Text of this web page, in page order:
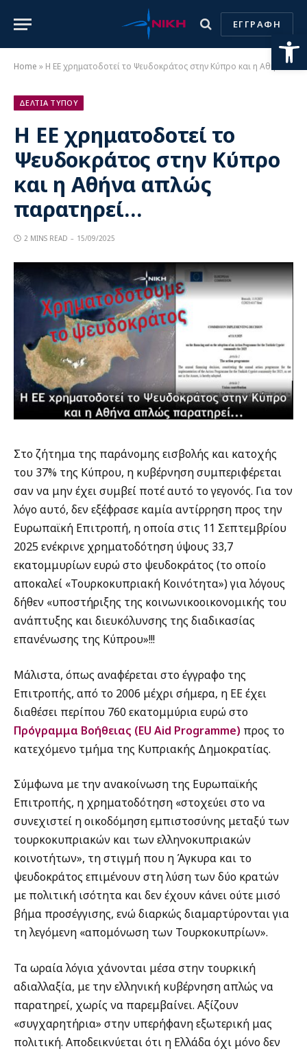
ΕΓΓΡΑΦΗ
Home » Η ΕΕ χρηματοδοτεί το Ψευδοκράτος στην Κύπρο και η Αθήνα απλώς παρατηρεί…
ΔΕΛΤΙΑ ΤΥΠΟΥ
Η ΕΕ χρηματοδοτεί το
Ψευδοκράτος στην Κύπρο
και η Αθήνα απλώς
παρατηρεί…
2 MINS READ 15/09/2025
Στο ζήτημα της παράνομης εισβολής και κατοχής
του 37% της Κύπρου, η κυβέρνηση συμπεριφέρεται
σαν να μην έχει συμβεί ποτέ αυτό το γεγονός. Για τον
λόγο αυτό, δεν εξέφρασε καμία αντίρρηση προς την
Ευρωπαϊκή Επιτροπή, η οποία στις 11 Σεπτεμβρίου
2025 ενέκρινε χρηματοδότηση ύψους 33,7
εκατομμυρίων ευρώ στο ψευδοκράτος (το οποίο
αποκαλεί «Τουρκοκυπριακή Κοινότητα») για λόγους
δήθεν «υποστήριξης της κοινωνικοοικονομικής του
ανάπτυξης και διευκόλυνσης της διαδικασίας
επανένωσης της Κύπρου»!!!
Μάλιστα, όπως αναφέρεται στο έγγραφο της
Επιτροπής, από το 2006 μέχρι σήμερα, η ΕΕ έχει
διαθέσει περίπου 760 εκατομμύρια ευρώ στο
Πρόγραμμα Βοήθειας (EU Aid Programme) προς το
κατεχόμενο τμήμα της Κυπριακής Δημοκρατίας.
Σύμφωνα με την ανακοίνωση της Ευρωπαϊκής
Επιτροπής, η χρηματοδότηση «στοχεύει στο να
συνεχιστεί η οικοδόμηση εμπιστοσύνης μεταξύ των
τουρκοκυπριακών και των ελληνοκυπριακών
κοινοτήτων», τη στιγμή που η Άγκυρα και το
ψευδοκράτος επιμένουν στη λύση των δύο κρατών
με πολιτική ισότητα και δεν έχουν κάνει ούτε μισό
βήμα προσέγγισης, ενώ διαρκώς διαμαρτύρονται για
τη λεγόμενη «απομόνωση των Τουρκοκυπρίων».
Τα ωραία λόγια χάνονται μέσα στην τουρκική
αδιαλλαξία, με την ελληνική κυβέρνηση απλώς να
παρατηρεί, χωρίς να παρεμβαίνει. Αξίζουν
«συγχαρητήρια» στην υπερήφανη εξωτερική μας
πολιτική. Αποδεικνύεται ότι η Ελλάδα όχι μόνο δεν